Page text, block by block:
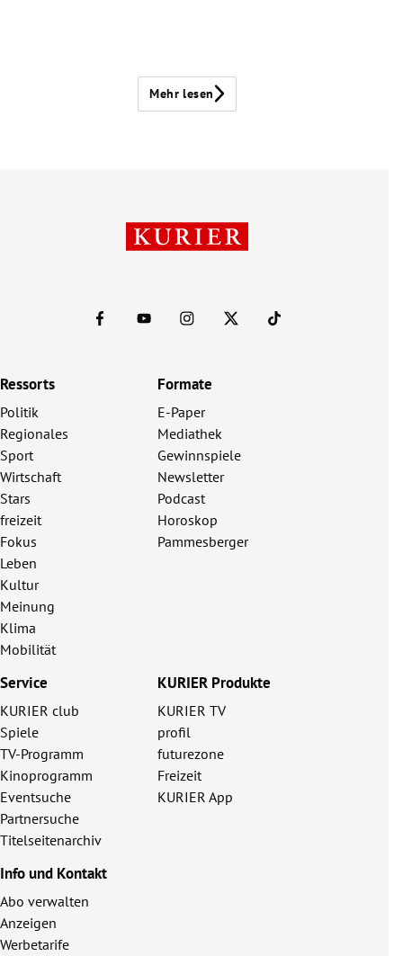
Mehr lesen
Ressorts
Politik
Regionales
Sport
Wirtschaft
Stars
freizeit
Fokus
Leben
Kultur
Meinung
Klima
Mobilität
Formate
E-Paper
Mediathek
Gewinnspiele
Newsletter
Podcast
Horoskop
Pammesberger
Service
KURIER club
Spiele
TV-Programm
Kinoprogramm
Eventsuche
Partnersuche
Titelseitenarchiv
KURIER Produkte
KURIER TV
profil
futurezone
Freizeit
KURIER App
Info und Kontakt
Abo verwalten
Anzeigen
Werbetarife